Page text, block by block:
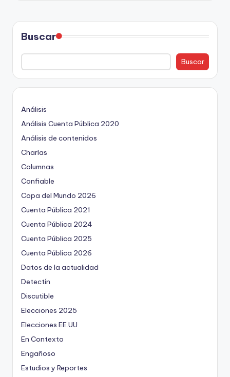
Buscar
Buscar
Análisis
Análisis Cuenta Pública 2020
Análisis de contenidos
Charlas
Columnas
Confiable
Copa del Mundo 2026
Cuenta Pública 2021
Cuenta Pública 2024
Cuenta Pública 2025
Cuenta Pública 2026
Datos de la actualidad
Detectín
Discutible
Elecciones 2025
Elecciones EE.UU
En Contexto
Engañoso
Estudios y Reportes